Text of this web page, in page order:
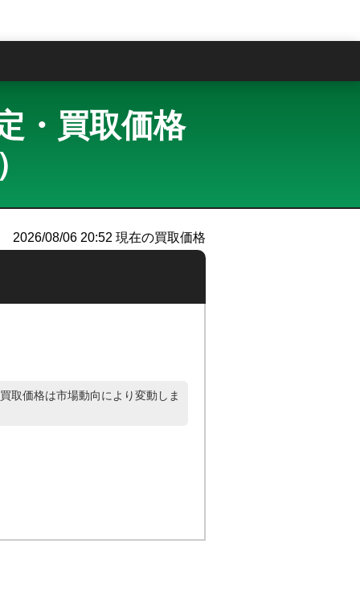
・買取価格
2026/08/06 20:52 現在の買取価格
取価格は市場動向により変動しま